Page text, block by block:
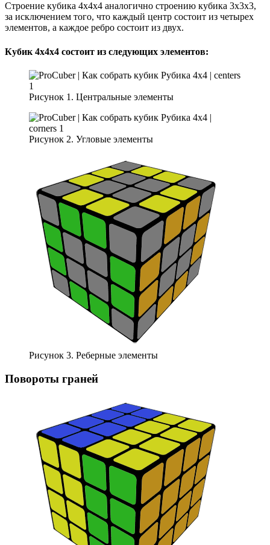
Строение кубика 4х4х4 аналогично строению кубика 3х3х3,
за исключением того, что каждый центр состоит из четырех
элементов, а каждое ребро состоит из двух.
Кубик 4x4x4 состоит из следующих элементов:
Рисунок 1. Центральные элементы
Рисунок 2. Угловые элементы
Рисунок 3. Реберные элементы
Повороты граней